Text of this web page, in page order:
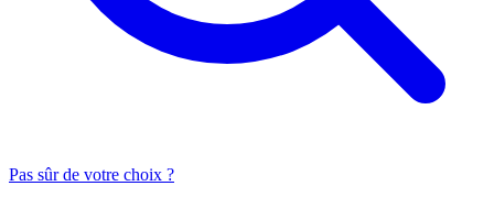
Pas sûr de votre choix ?